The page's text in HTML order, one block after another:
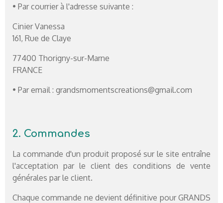
• Par courrier à l'adresse suivante :
Cinier Vanessa
161, Rue de Claye
77400 Thorigny-sur-Marne
FRANCE
• Par email : grandsmomentscreations@gmail.com
2. Commandes
La commande d'un produit proposé sur le site entraîne
l'acceptation par le client des conditions de vente
générales par le client.
Chaque commande ne devient définitive pour GRANDS